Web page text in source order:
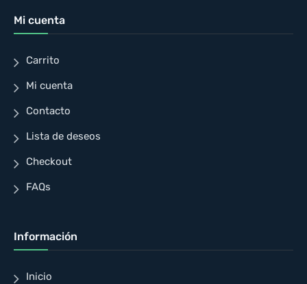
Mi cuenta
Carrito
Mi cuenta
Contacto
Lista de deseos
Checkout
FAQs
Información
Inicio